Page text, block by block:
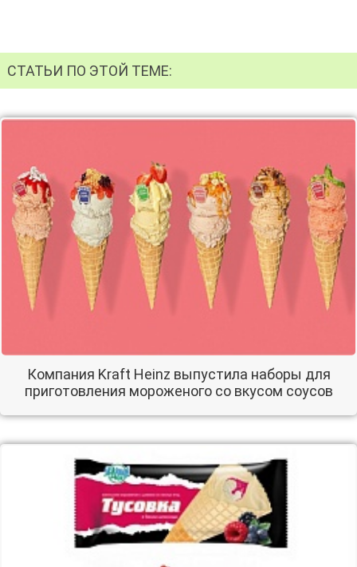
СТАТЬИ ПО ЭТОЙ ТЕМЕ:
Компания Kraft Heinz выпустила наборы для
приготовления мороженого со вкусом соусов